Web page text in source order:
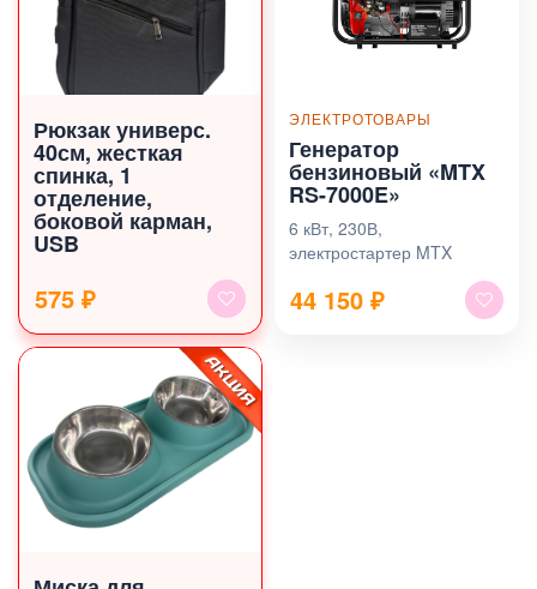
Рюкзак универс.
40см, жесткая
спинка, 1
отделение,
боковой карман,
USB
575 ₽
ЭЛЕКТРОТОВАРЫ
Генератор
бензиновый «MTX
RS-7000E»
6 кВт, 230В,
электростартер MTX
44 150 ₽